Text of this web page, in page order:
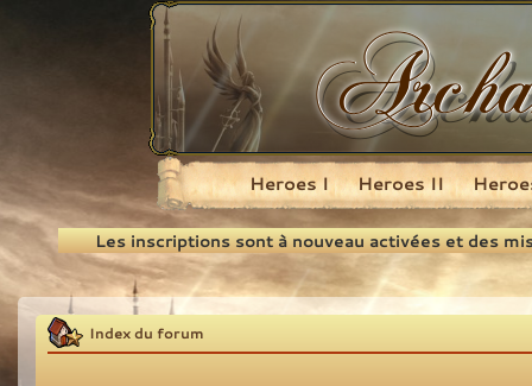
Recherche
Heroes I Heroes II
Les inscriptions sont à nouveau activées et des
Index du forum